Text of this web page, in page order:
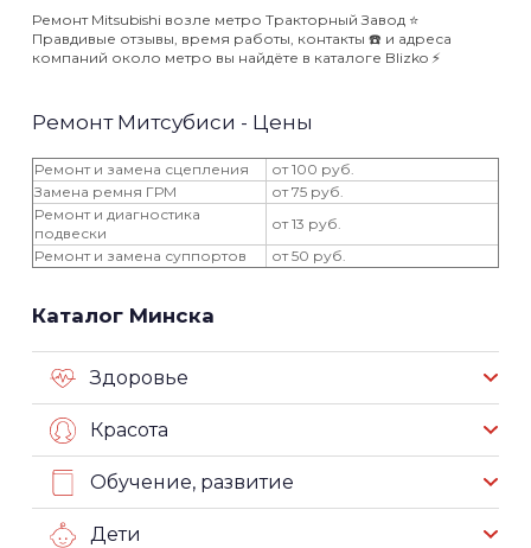
Ремонт Mitsubishi возле метро Тракторный Завод ⭐️
Правдивые отзывы, время работы, контакты ☎️ и адреса
компаний около метро вы найдёте в каталоге Blizko ⚡️
Ремонт Митсубиси - Цены
Ремонт и замена сцепления
от 100 руб.
Замена ремня ГРМ
от 75 руб.
Ремонт и диагностика
подвески
от 13 руб.
Ремонт и замена суппортов
от 50 руб.
Каталог Минска
Здоровье
Красота
Обучение, развитие
Дети